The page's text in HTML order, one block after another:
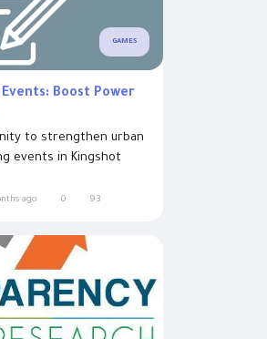
GAMES
Boost Power
to strengthen urban
events in Kingshot
ago 0 93